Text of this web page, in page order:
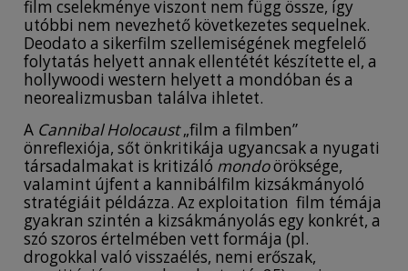
film cselekménye viszont nem függ össze, így
utóbbi nem nevezhető következetes sequelnek.
Deodato a sikerfilm szellemiségének megfelelő
folytatás helyett annak ellentétét készítette el, a
hollywoodi western helyett a mondóban és a
neorealizmusban találva ihletet.
A Cannibal Holocaust„film a filmben”
önreflexiója, sőt önkritikája ugyancsak a nyugati
társadalmakat is kritizáló mondoöröksége,
valamint újfent a kannibálfilm kizsákmányoló
stratégiáit példázza. Az exploitation film témája
gyakran szintén a kizsákmányolás egy konkrét, a
szó szoros értelmében vett formája (pl.
drogokkal való visszaélés, nemi erőszak,